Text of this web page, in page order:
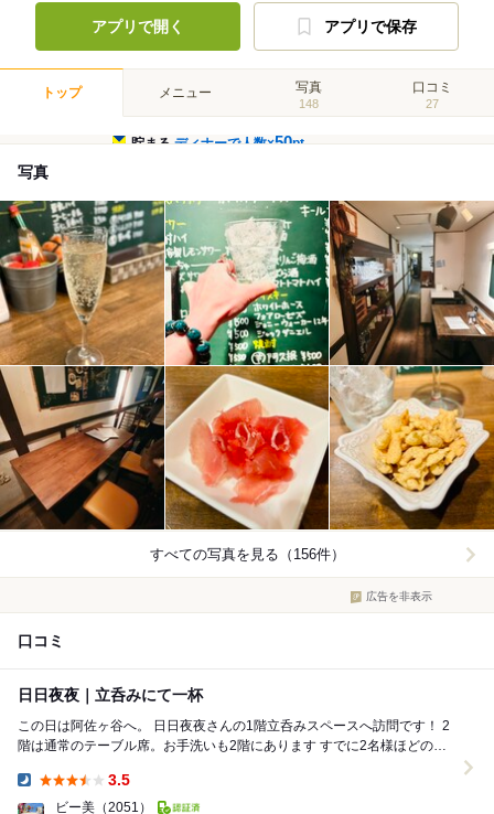
アプリで開く アプリで保存
トップ メニュー 写真
148
口コミ
27
貯まるディナーで人数×50pt
写真
すべての写真を見る（156件）
広告を非表示
口コミ
日日夜夜｜立呑みにて一杯
この日は阿佐ヶ谷へ。 日日夜夜さんの1階立呑みスペースへ訪問です！ 2
階は通常のテーブル席。お手洗いも2階にあります すでに2名様ほどの先
3.5
ビー美 （2051）